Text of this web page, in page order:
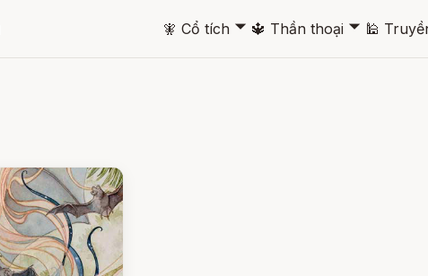
🧚 Cổ tích 🞃 🔱 Thần thoại 🞃 🕌